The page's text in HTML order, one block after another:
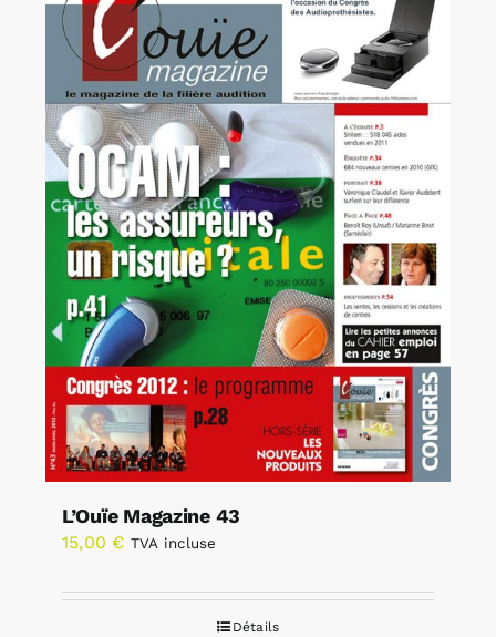
L’Ouïe Magazine 43
15,00 € TVA incluse
Détails